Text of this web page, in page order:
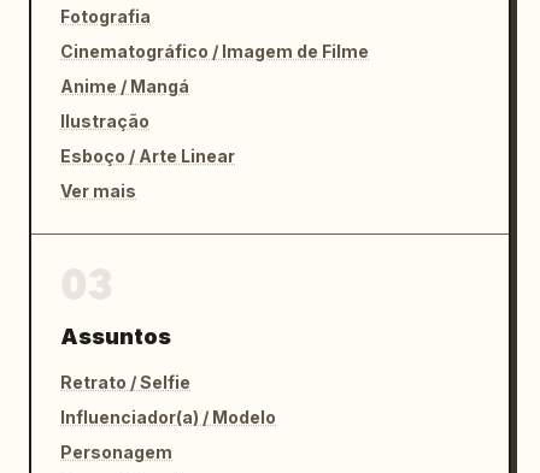
Fotografia
Cinematográfico / Imagem de Filme
Anime / Mangá
Ilustração
Esboço / Arte Linear
Ver mais
Assuntos
Retrato / Selfie
Influenciador(a) / Modelo
Personagem